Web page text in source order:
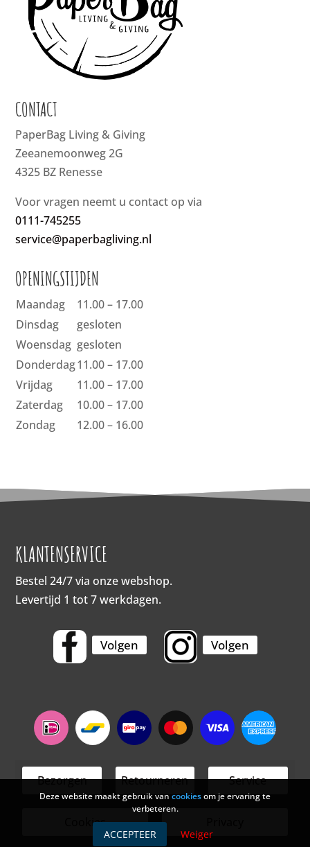
CONTACT
PaperBag Living & Giving
Zeeanemoonweg 2G
4325 BZ Renesse
Voor vragen neemt u contact op via
0111-745255
service@paperbagliving.nl
OPENINGSTIJDEN
Maandag
11.00 – 17.00
Dinsdag
gesloten
Woensdag gesloten
Donderdag11.00 – 17.00
Vrijdag
11.00 – 17.00
Zaterdag
10.00 – 17.00
Zondag
12.00 – 16.00
KLANTENSERVICE
Bestel 24/7 via onze webshop.
Levertijd 1 tot 7 werkdagen.
Volgen Volgen
Bezorgen Retourneren Service
Cookies
Deze website maakt gebruik van cookiesom je ervaring te
verbeteren.
ACCEPTEER Weiger